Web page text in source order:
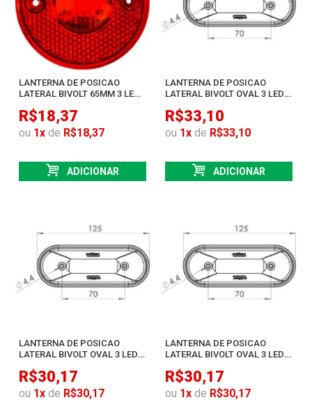
LANTERNA DE POSICAO
LATERAL BIVOLT 65MM 3 LEDS
R$18,37
ou 1x de R$18,37
ADICIONAR
LANTERNA DE POSICAO
LATERAL BIVOLT OVAL 3 LEDS
R$33,10
ou 1x de R$33,10
ADICIONAR
LANTERNA DE POSICAO
LATERAL BIVOLT OVAL 3 LEDS
R$30,17
ou 1x de R$30,17
LANTERNA DE POSICAO
LATERAL BIVOLT OVAL 3 LEDS
R$30,17
ou 1x de R$30,17